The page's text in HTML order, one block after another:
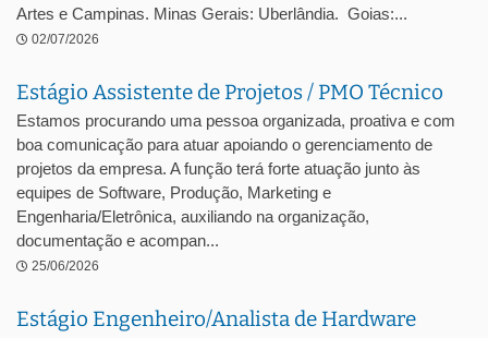
Artes e Campinas. Minas Gerais: Uberlândia. Goias:...
02/07/2026
Estágio Assistente de Projetos / PMO Técnico
Estamos procurando uma pessoa organizada, proativa e com
boa comunicação para atuar apoiando o gerenciamento de
projetos da empresa. A função terá forte atuação junto às
equipes de Software, Produção, Marketing e
Engenharia/Eletrônica, auxiliando na organização,
documentação e acompan...
25/06/2026
Estágio Engenheiro/Analista de Hardware